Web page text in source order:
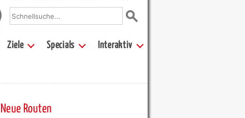
Ziele Specials Interaktiv
Neue Routen